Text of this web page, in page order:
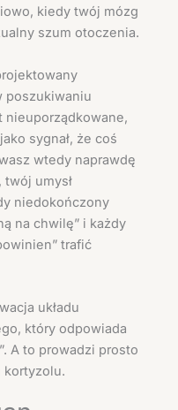
kiedy twój mózg
szum otoczenia.
poszukiwaniu
nieuporządkowane,
sygnał, że coś
wtedy naprawdę
umysł
niedokończony
na chwilę” i każdy
trafić
układu
który odpowiada
A to prowadzi prosto
kortyzolu.